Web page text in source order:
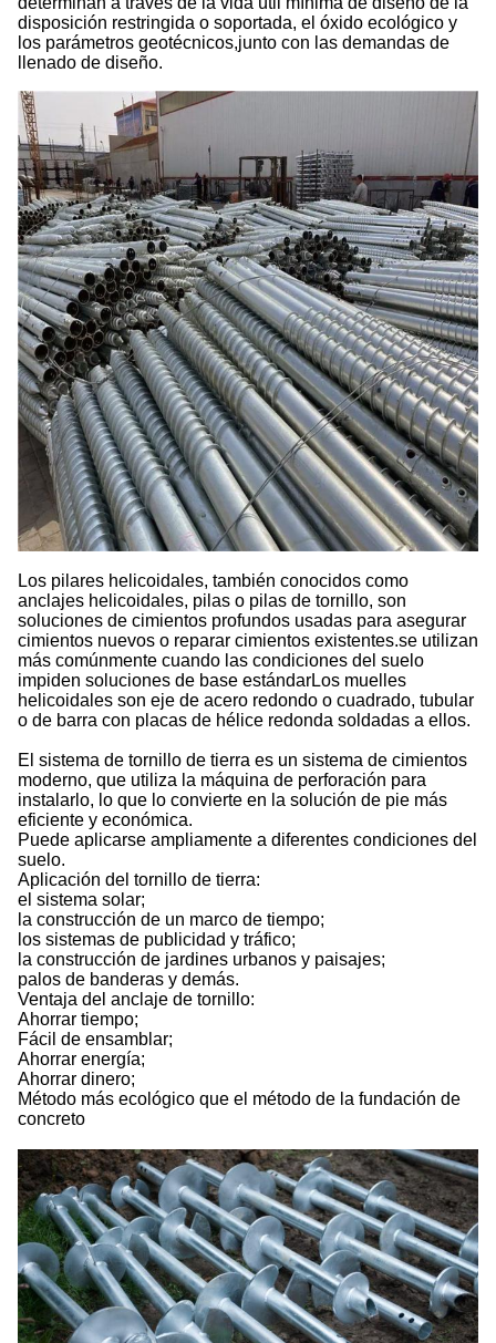
disposición restringida o soportada, el óxido ecológico y
los parámetros geotécnicos,junto con las demandas de
llenado de diseño.
Los pilares helicoidales, también conocidos como
anclajes helicoidales, pilas o pilas de tornillo, son
soluciones de cimientos profundos usadas para asegurar
cimientos nuevos o reparar cimientos existentes.se utilizan
más comúnmente cuando las condiciones del suelo
impiden soluciones de base estándarLos muelles
helicoidales son eje de acero redondo o cuadrado, tubular
o de barra con placas de hélice redonda soldadas a ellos.
El sistema de tornillo de tierra es un sistema de cimientos
moderno, que utiliza la máquina de perforación para
instalarlo, lo que lo convierte en la solución de pie más
eficiente y económica.
Puede aplicarse ampliamente a diferentes condiciones del
suelo.
Aplicación del tornillo de tierra:
el sistema solar;
la construcción de un marco de tiempo;
los sistemas de publicidad y tráfico;
la construcción de jardines urbanos y paisajes;
palos de banderas y demás.
Ventaja del anclaje de tornillo:
Ahorrar tiempo;
Fácil de ensamblar;
Ahorrar energía;
Ahorrar dinero;
Método más ecológico que el método de la fundación de
concreto